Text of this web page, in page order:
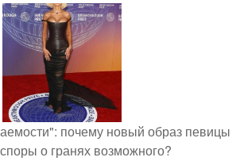
почему новый образ певицы
о гранях возможного?